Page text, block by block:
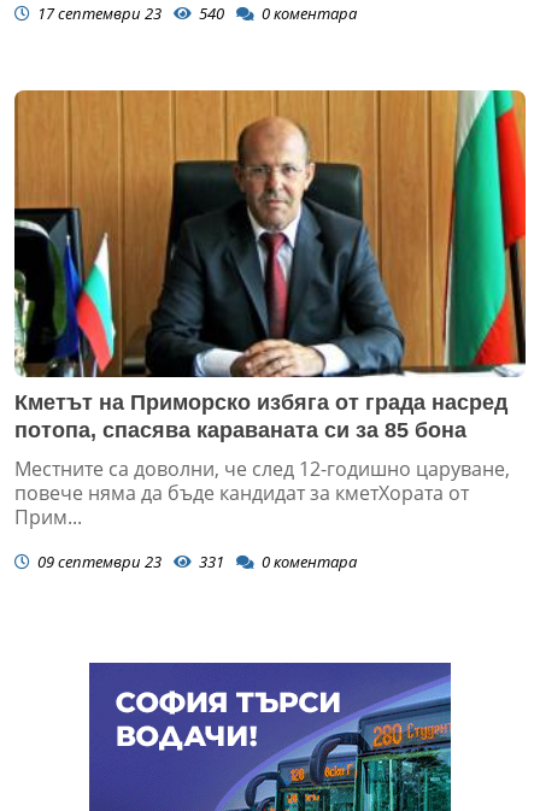
17 септември 23 540 0коментара
Кметът на Приморско избяга от града насред
потопа, спасява караваната си за 85 бона
Местните са доволни, че след 12-годишно царуване,
повече няма да бъде кандидат за кметХората от
Прим...
09 септември 23 331 0коментара